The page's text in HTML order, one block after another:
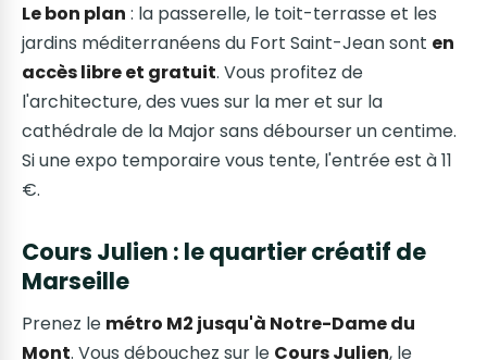
Le bon plan : la passerelle, le toit-terrasse et les
jardins méditerranéens du Fort Saint-Jean sont en
accès libre et gratuit. Vous profitez de
l'architecture, des vues sur la mer et sur la
cathédrale de la Major sans débourser un centime.
Si une expo temporaire vous tente, l'entrée est à 11
€.
Cours Julien : le quartier créatif de
Marseille
Prenez le métro M2 jusqu'à Notre-Dame du
Mont. Vous débouchez sur le Cours Julien, le